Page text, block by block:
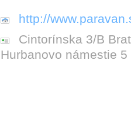
http://
Cintorínska 3/B
Hurbanovo námestie